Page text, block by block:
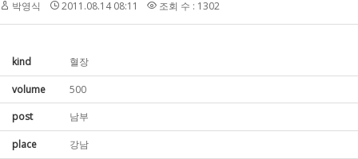
박영식 2011.08.14 08:11 조회 수 : 1302
kind 혈장
volume
500
post
남부
place 강남